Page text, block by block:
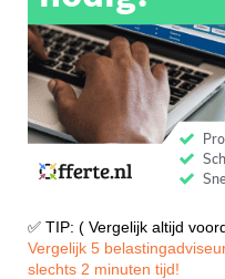
✅ TIP: ( Vergelijk altijd
Vergelijk 5
slechts 2 minuten tijd!